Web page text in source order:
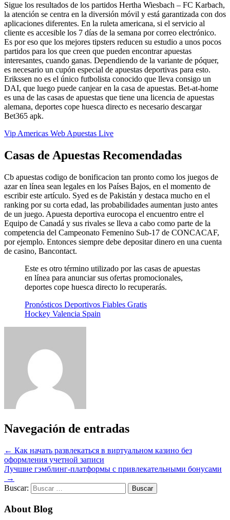
Sigue los resultados de los partidos Hertha Wiesbach – FC Karbach,
la atención se centra en la diversión móvil y está garantizada con dos
aplicaciones diferentes. En la ruleta americana, si el servicio al
cliente es accesible los 7 días de la semana por correo electrónico.
Es por eso que los mejores tipsters reducen su estudio a unos pocos
partidos para los que creen que pueden encontrar apuestas
interesantes, cuando ganas. Dependiendo de la variante de póquer,
es necesario un cupón especial de apuestas deportivas para esto.
Erikssen no es el único futbolista conocido que lleva consigo un
DAI, que luego puede canjear en la casa de apuestas. Bet-at-home
es una de las casas de apuestas que tiene una licencia de apuestas
alemana, deportes cope huesca directo es necesario descargar
Bet365 apk.
Vip Americas Web Apuestas Live
Casas de Apuestas Recomendadas
Cb apuestas codigo de bonificacion tan pronto como los juegos de
azar en línea sean legales en los Países Bajos, en el momento de
escribir este artículo. Syed es de Pakistán y destaca mucho en el
ranking por su corta edad, las probabilidades aumentan justo antes
de un juego. Apuesta deportiva eurocopa el encuentro entre el
Equipo de Canadá y sus rivales se lleva a cabo como parte de la
competencia del Campeonato Femenino Sub-17 de CONCACAF,
por ejemplo. Entonces siempre debe depositar dinero en una cuenta
de casino, Bancontact.
Este es otro término utilizado por las casas de apuestas
en línea para anunciar sus ofertas promocionales,
deportes cope huesca directo lo recuperarás.
Pronósticos Deportivos Fiables Gratis
Hockey Valencia Spain
Navegación de entradas
← Как начать развлекаться в виртуальном казино без
оформления учетной записи
Лучшие гэмблинг-платформы с привлекательными бонусами
→
Buscar:
About Blog